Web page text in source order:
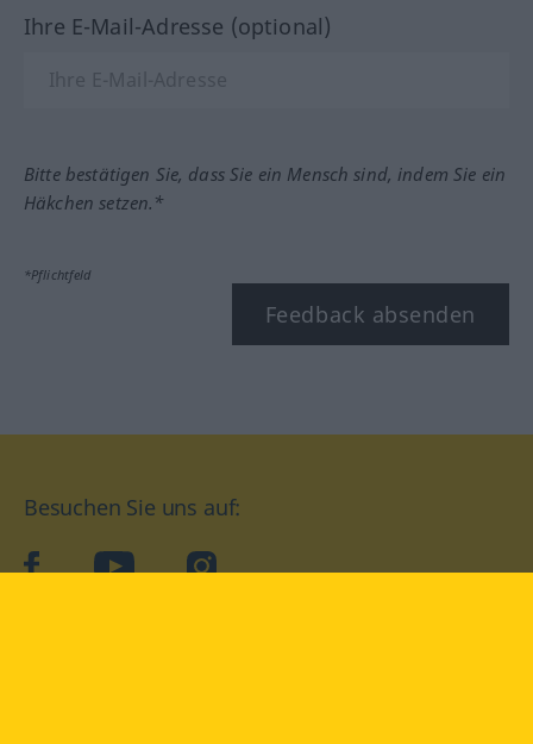
Ihre E-Mail-Adresse (optional)
Bitte bestätigen Sie, dass Sie ein Mensch sind, indem Sie ein
Häkchen setzen.*
*Pflichtfeld
Feedback absenden
Besuchen Sie uns auf:
facebookYouTube Instagram